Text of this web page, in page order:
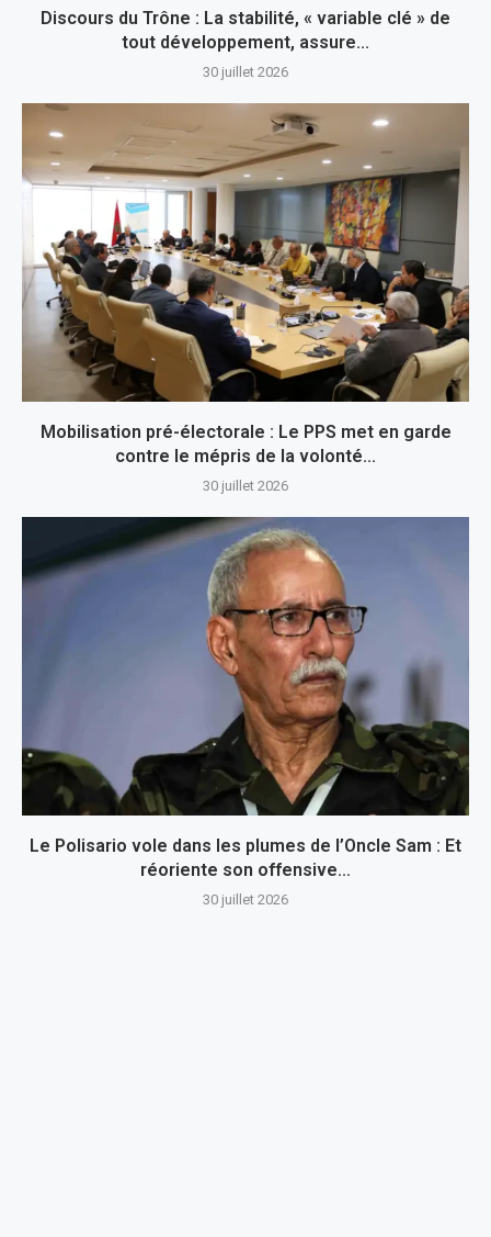
Discours du Trône : La stabilité, « variable clé » de
tout développement, assure...
30 juillet 2026
Mobilisation pré-électorale : Le PPS met en garde
contre le mépris de la volonté...
30 juillet 2026
Le Polisario vole dans les plumes de l’Oncle Sam : Et
réoriente son offensive...
30 juillet 2026